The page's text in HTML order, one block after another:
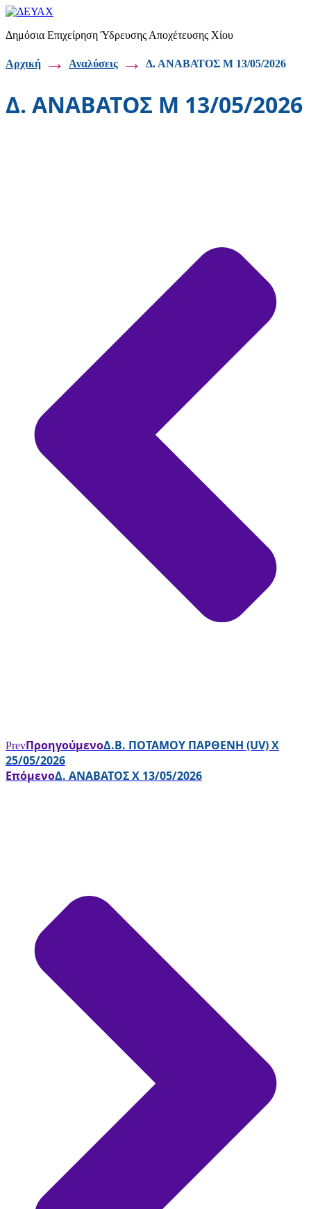
Μετάβαση
περιεχόμενο
Δημόσια Επιχείρηση Ύδρευσης Αποχέτευσης Χίου
Αρχική → Αναλύσεις → Δ. ΑΝΑΒΑΤΟΣ Μ 13/05/2026
Δ. ΑΝΑΒΑΤΟΣ Μ 13/05/2026
PrevΠροηγούμενοΔ.Β. ΠΟΤΑΜΟΥ ΠΑΡΘΕΝΗ (UV) X
25/05/2026
ΕπόμενοΔ. ΑΝΑΒΑΤΟΣ X 13/05/2026